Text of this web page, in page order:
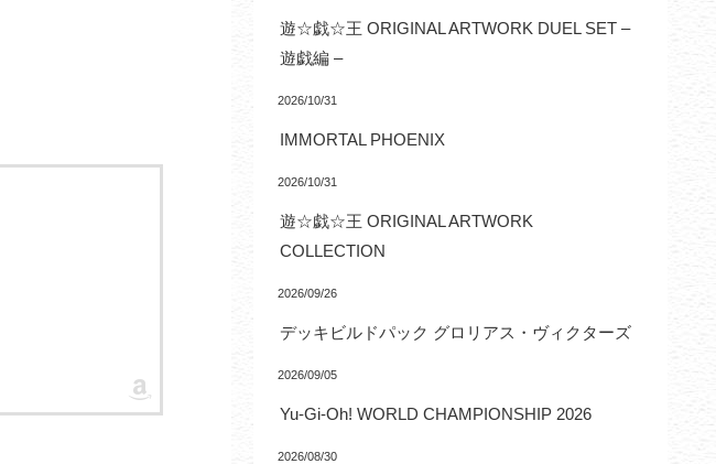
遊☆戯☆王 ORIGINAL ARTWORK DUEL SET –
遊戯編 –
2026/10/31
IMMORTAL PHOENIX
2026/10/31
遊☆戯☆王 ORIGINAL ARTWORK
COLLECTION
2026/09/26
デッキビルドパック グロリアス・ヴィクターズ
2026/09/05
Yu-Gi-Oh! WORLD CHAMPIONSHIP 2026
2026/08/30